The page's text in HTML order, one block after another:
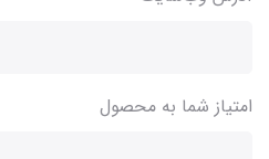
امتیاز شما به محصول